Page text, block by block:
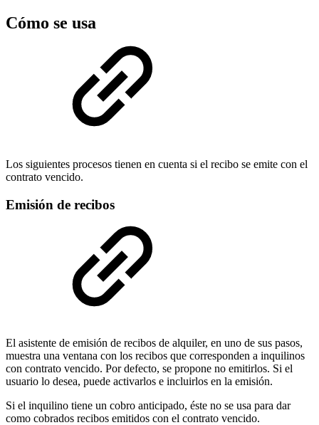
Cómo se usa
Los siguientes procesos tienen en cuenta si el recibo se emite con el
contrato vencido.
Emisión de recibos
El asistente de emisión de recibos de alquiler, en uno de sus pasos,
muestra una ventana con los recibos que corresponden a inquilinos
con contrato vencido. Por defecto, se propone no emitirlos. Si el
usuario lo desea, puede activarlos e incluirlos en la emisión.
Si el inquilino tiene un cobro anticipado, éste no se usa para dar
como cobrados recibos emitidos con el contrato vencido.